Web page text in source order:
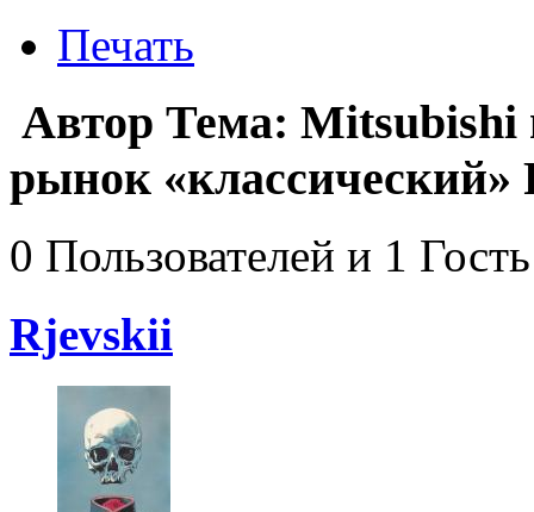
Печать
Автор Тема: Mitsubishi
рынок «классический»
0 Пользователей и 1
Rjevskii